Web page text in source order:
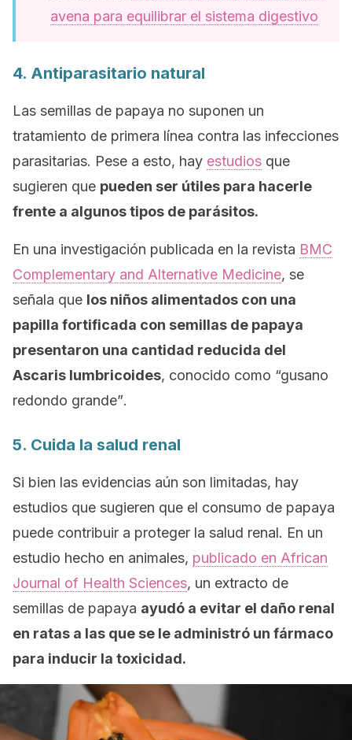
avena para equilibrar el sistema digestivo
4. Antiparasitario natural
Las semillas de papaya no suponen un
tratamiento de primera línea contra las infecciones
parasitarias. Pese a esto, hay estudios que
sugieren que pueden ser útiles para hacerle
frente a algunos tipos de parásitos.
En una investigación publicada en la revista BMC
Complementary and Alternative Medicine, se
señala que los niños alimentados con una
papilla fortificada con semillas de papaya
presentaron una cantidad reducida del
Ascaris lumbricoides, conocido como “gusano
redondo grande”.
5. Cuida la salud renal
Si bien las evidencias aún son limitadas, hay
estudios que sugieren que el consumo de papaya
puede contribuir a proteger la salud renal. En un
estudio hecho en animales, publicado en African
Journal of Health Sciences, un extracto de
semillas de papaya ayudó a evitar el daño renal
en ratas a las que se le administró un fármaco
para inducir la toxicidad.